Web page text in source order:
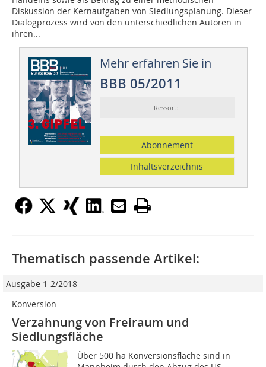
Diskussion der Kernaufgaben von Siedlungsplanung. Dieser
Dialogprozess wird von den unterschiedlichen Autoren in
ihren...
Mehr erfahren Sie in
BBB 05/2011
Ressort:
Abonnement
Inhaltsverzeichnis
Thematisch passende Artikel:
Ausgabe 1-2/2018
Konversion
Verzahnung von Freiraum und
Siedlungsfläche
Über 500 ha Konversionsfläche sind in